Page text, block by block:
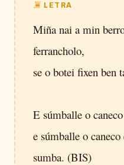
LETRA
Miña nai a min
ferrancholo,
se o botei fixen ben
E súmballe o
e súmballe o
sumba. (BIS)